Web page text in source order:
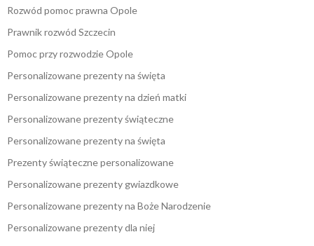
Rozwód pomoc prawna Opole
Prawnik rozwód Szczecin
Pomoc przy rozwodzie Opole
Personalizowane prezenty na święta
Personalizowane prezenty na dzień matki
Personalizowane prezenty świąteczne
Personalizowane prezenty na święta
Prezenty świąteczne personalizowane
Personalizowane prezenty gwiazdkowe
Personalizowane prezenty na Boże Narodzenie
Personalizowane prezenty dla niej